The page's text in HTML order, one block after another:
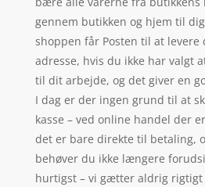
gennem butikken og hjem til
shoppen får Posten til at
adresse, hvis du ikke har valgt
til dit arbejde, og det giver en
I dag er der ingen grund til at
kasse – ved online handel der
det er bare direkte til betaling,
behøver du ikke længere
hurtigst – vi gætter aldrig rigtigt